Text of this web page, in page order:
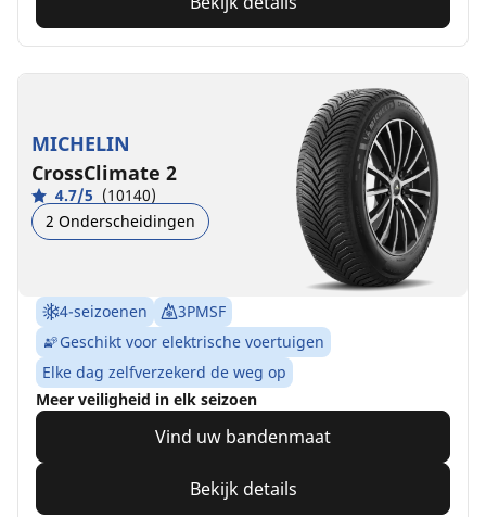
MICHELIN
CrossClimate 2
4.7/5 (10140)
2 Onderscheidingen
4-seizoenen
3PMSF
Geschikt voor elektrische voertuigen
Elke dag zelfverzekerd de weg op
Meer veiligheid in elk seizoen
Vind uw bandenmaat
Bekijk details